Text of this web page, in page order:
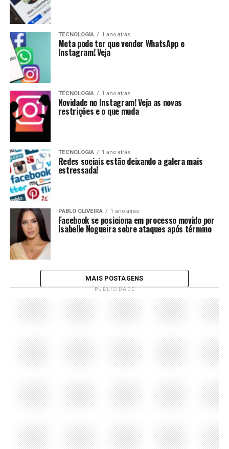
TECNOLOGIA 1 ano atrás
Meta pode ter que vender WhatsApp e
Instagram! Veja
TECNOLOGIA 1 ano atrás
Novidade no Instagram! Veja as novas
restrições e o que muda
TECNOLOGIA 1 ano atrás
Redes sociais estão deixando a galera mais
estressada!
PABLO OLIVEIRA 1 ano atrás
Facebook se posiciona em processo movido por
Isabelle Nogueira sobre ataques após término
MAIS POSTAGENS
PUBLICIDADE